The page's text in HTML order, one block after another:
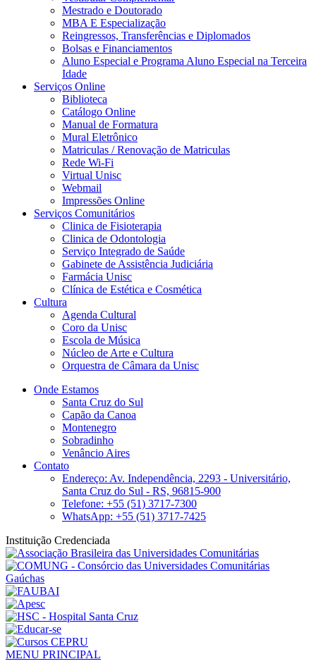
Mestrado e Doutorado
MBA E Especialização
Reingressos, Transferências e Diplomados
Bolsas e Financiamentos
Aluno Especial e Programa Aluno Especial na Terceira
Idade
Serviços Online
Biblioteca
Catálogo Online
Manual de Formatura
Mural Eletrônico
Matriculas / Renovação de Matriculas
Rede Wi-Fi
Virtual Unisc
Webmail
Impressões Online
Serviços Comunitários
Clinica de Fisioterapia
Clinica de Odontologia
Serviço Integrado de Saúde
Gabinete de Assistência Judiciária
Farmácia Unisc
Clínica de Estética e Cosmética
Cultura
Agenda Cultural
Coro da Unisc
Escola de Música
Núcleo de Arte e Cultura
Orquestra de Câmara da Unisc
Onde Estamos
Santa Cruz do Sul
Capão da Canoa
Montenegro
Sobradinho
Venâncio Aires
Contato
Endereço: Av. Independência, 2293 - Universitário,
Santa Cruz do Sul - RS, 96815-900
Telefone: +55 (51) 3717-7300
WhatsApp: +55 (51) 3717-7425
Instituição Credenciada
MENU PRINCIPAL